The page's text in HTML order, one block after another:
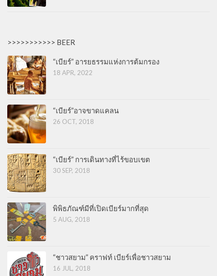
>>>>>>>>>>> BEER
“เบียร์” อารยธรรมแห่งการต้มกรอง
18 APR, 2022
“เบียร์”อาจขาดแคลน
26 OCT, 2018
“เบียร์” การเดินทางที่ไร้ขอบเขต
30 SEP, 2018
พิพิธภัณฑ์มีที่เปิดเบียร์มากที่สุด
5 AUG, 2018
“ชาวสยาม” คราฟท์ เบียร์เพื่อชาวสยาม
16 JUL, 2018